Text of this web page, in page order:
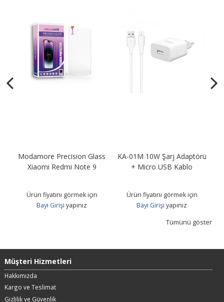
Modamore Precision Glass
Xiaomi Redmi Note 9
Ürün fiyatını görmek için
Bayi Girişi yapınız
KA-01M 10W Şarj Adaptörü
+ Micro USB Kablo
Ürün fiyatını görmek için
Bayi Girişi yapınız
Tümünü göster
Müşteri Hizmetleri
Hakkımızda
Kargo ve Teslimat
Gizlilik ve Güvenlik